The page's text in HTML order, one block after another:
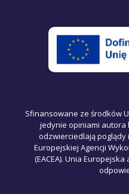
Sfinansowane ze środków
jedynie opiniami autora
odzwierciedlają poglądy
Europejskiej Agencji
(EACEA). Unia